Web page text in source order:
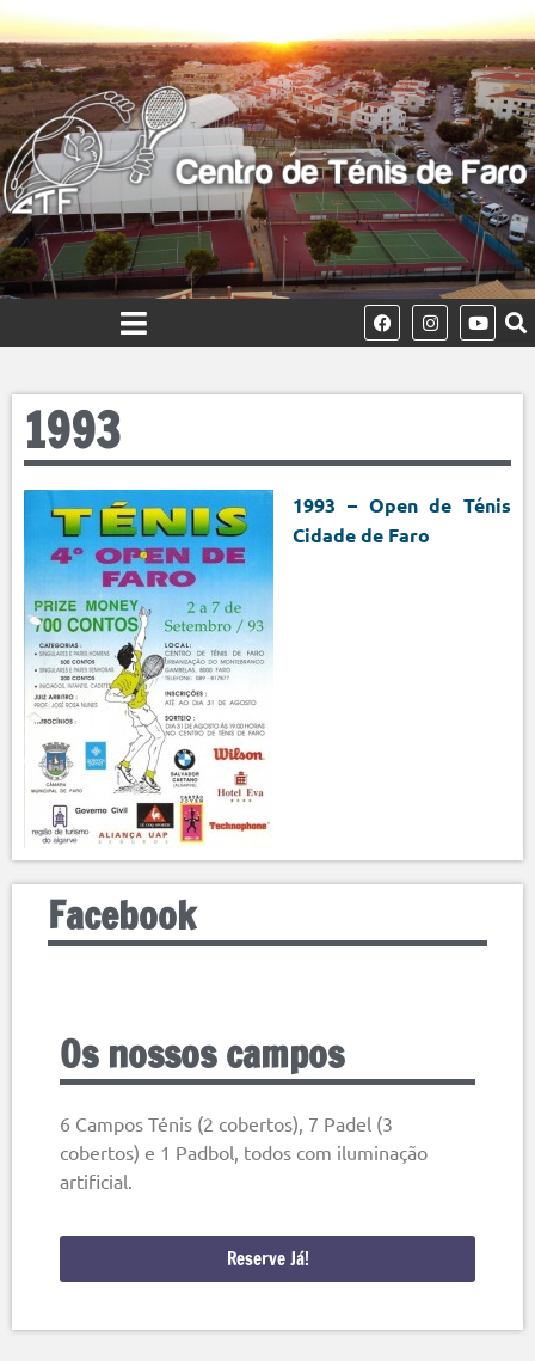
1993
1993 – Open de Ténis
Cidade de Faro
Facebook
Os nossos campos
6 Campos Ténis (2 cobertos), 7 Padel (3
cobertos) e 1 Padbol, todos com iluminação
artificial.
Reserve Já!